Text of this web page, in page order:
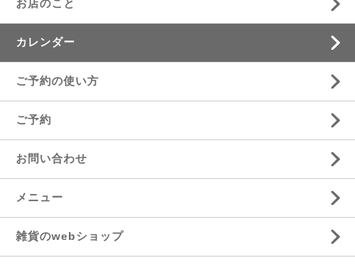
お店のこと
カレンダー
ご予約の使い方
ご予約
お問い合わせ
メニュー
雑貨のwebショップ